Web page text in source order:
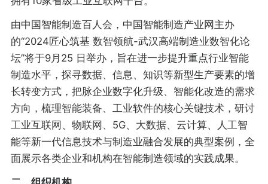
由中国智能制造百人会，中国智能制造产业网主办
的“2024匠心筑基 数智领航-武汉高端制造业数智化论
坛”将于9月25 日举办，旨在进一步提升重点行业智能
制造水平，探寻数据、信息、知识等新型生产要素的增
长转变方式，把脉企业数字化升级、智能化改造的需求
方向，梳理智能装备、工业软件的核心关键技术，研讨
工业互联网、物联网、5G、大数据、云计算、人工智
能等新一代信息技术与制造业融合发展的典型案例，全
面展示各类企业和机构在智能制造领域的实践成果。